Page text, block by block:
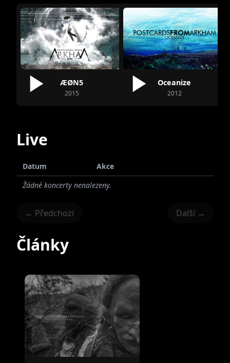
ÆØN5
2015
Oceanize
2012
Live
Datum
Akce
Žádné koncerty nenalezeny.
← Předchozí Další →
Články